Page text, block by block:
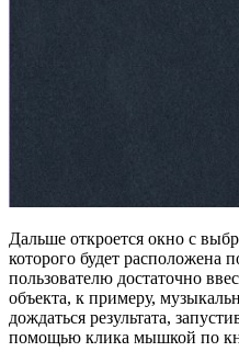
Дальше откроется окно с
которого будет расположена
пользователю достаточно
объекта, к примеру,
дождаться результата,
помощью клика мышкой по